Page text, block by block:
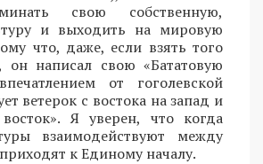
свою собственную,
и выходить на мировую
что, даже, если взять того
он написал свою «Бататовую
от гоголевской
ветерок с востока на запад и
Я уверен, что когда
взаимодействуют между
к Единому началу.